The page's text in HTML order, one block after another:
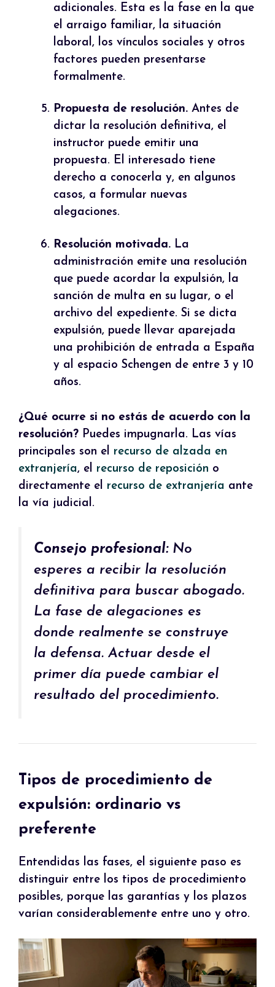
adicionales. Esta es la fase en la que
el arraigo familiar, la situación
laboral, los vínculos sociales y otros
factores pueden presentarse
formalmente.
Propuesta de resolución. Antes de
dictar la resolución definitiva, el
instructor puede emitir una
propuesta. El interesado tiene
derecho a conocerla y, en algunos
casos, a formular nuevas
alegaciones.
Resolución motivada. La
administración emite una resolución
que puede acordar la expulsión, la
sanción de multa en su lugar, o el
archivo del expediente. Si se dicta
expulsión, puede llevar aparejada
una prohibición de entrada a España
y al espacio Schengen de entre 3 y 10
años.
¿Qué ocurre si no estás de acuerdo con la
resolución? Puedes impugnarla. Las vías
principales son el recurso de alzada en
extranjería, el recurso de reposición o
directamente el recurso de extranjería ante
la vía judicial.
Consejo profesional:No
esperes a recibir la resolución
definitiva para buscar abogado.
La fase de alegaciones es
donde realmente se construye
la defensa. Actuar desde el
primer día puede cambiar el
resultado del procedimiento.
Tipos de procedimiento de
expulsión: ordinario vs
preferente
Entendidas las fases, el siguiente paso es
distinguir entre los tipos de procedimiento
posibles, porque las garantías y los plazos
varían considerablemente entre uno y otro.